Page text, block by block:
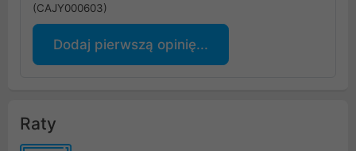
(CAJY000603)
Dodaj pierwszą opinię...
Raty